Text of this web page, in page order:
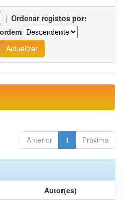
| Ordenar registos por:
Anterior 1 Próxima
Autor(es)